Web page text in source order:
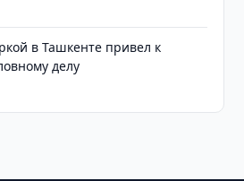
в Ташкенте привел к
делу